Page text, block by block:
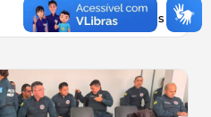
Leia Mais »